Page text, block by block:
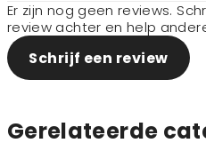
Er zijn nog geen reviews.
review achter en help
Schrijf een review
Gerelateerde